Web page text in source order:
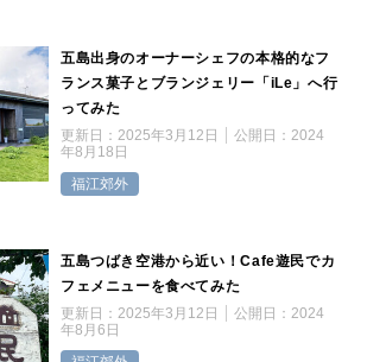
五島出身のオーナーシェフの本格的なフ
ランス菓子とブランジェリー「iLe」へ行
ってみた
更新日： 2025年3月12日 公開日： 2024
年8月18日
福江郊外
五島つばき空港から近い！Cafe遊民でカ
フェメニューを食べてみた
更新日： 2025年3月12日 公開日： 2024
年8月6日